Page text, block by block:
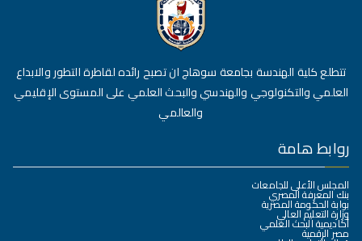
تتطلع كلية الهندسة بجامعة سوهاج ان تصبح رائده لقاطرة التطور والابداع
العلمي والتكنولوجي والهندسي والبحث العلمي على المستوى الإقليمي
والعالمي
روابط هامة
المجلس الأعلى للجامعات
بنك المعرفة المصري
بوابة الحكومة المصرية
وزارة التعليم العالي
أكاديمية البحث العلمي
مصر الرقمية